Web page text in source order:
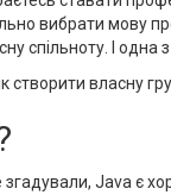
вибрати мову
спільноту. І одна
створити власну
Java є